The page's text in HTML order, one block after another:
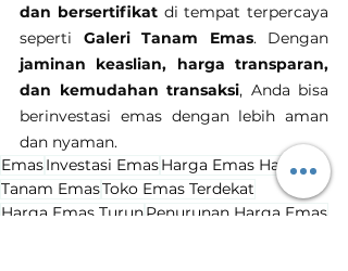
dan bersertifikat di tempat terpercaya
seperti Galeri Tanam Emas
jaminan keaslian, harga transparan,
dan kemudahan transaksi, Anda bisa
berinvestasi emas dengan lebih aman
dan nyaman.
EmasInvestasi EmasHarga Emas Hari Ini
Tanam EmasToko Emas Terdekat
Harga Emas TurunPenurunan Harga Emas